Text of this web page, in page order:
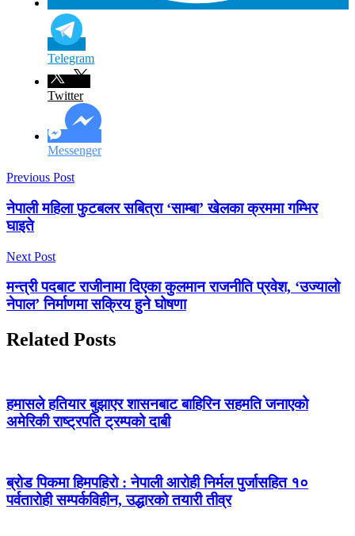
Telegram
Twitter
Messenger
Previous Post
नेपाली महिला फुटबलर सबित्रा ‘साम्बा’ खेलका क्रममा गम्भिर
घाइते
Next Post
मन्त्री पदबाट राजीनामा दिएका कुलमान राजनीति प्रवेश, ‘उज्यालो
नेपाल’ निर्माणमा सक्रिय हुने घोषणा
Related Posts
हमासले हतियार बुझाएर शासनबाट बाहिरिन सहमति जनाएको
अमेरिकी राष्ट्रपति ट्रम्पको दाबी
ब्रोड पिकमा हिमपहिरो : नेपाली आरोही निर्मल पुर्जासहित १०
पर्वतारोही सम्पर्कविहीन, उद्धारको तयारी तीव्र